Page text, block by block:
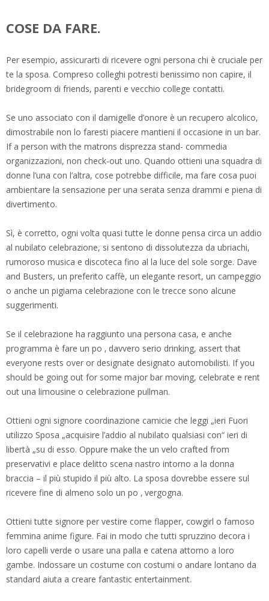
COSE DA FARE.
Per esempio, assicurarti di ricevere ogni persona chi è cruciale per
te la sposa. Compreso colleghi potresti benissimo non capire, il
bridegroom di friends, parenti e vecchio college contatti.
Se uno associato con il damigelle d’onore è un recupero alcolico,
dimostrabile non lo faresti piacere mantieni il occasione in un bar.
If a person with the matrons disprezza stand- commedia
organizzazioni, non check-out uno. Quando ottieni una squadra di
donne l’una con l’altra, cose potrebbe difficile, ma fare cosa puoi
ambientare la sensazione per una serata senza drammi e piena di
divertimento.
Sì, è corretto, ogni volta quasi tutte le donne pensa circa un addio
al nubilato celebrazione, si sentono di dissolutezza da ubriachi,
rumoroso musica e discoteca fino al la luce del sole sorge. Dave
and Busters, un preferito caffè, un elegante resort, un campeggio
o anche un pigiama celebrazione con le trecce sono alcune
suggerimenti.
Se il celebrazione ha raggiunto una persona casa, e anche
programma è fare un po ‚ davvero serio drinking, assert that
everyone rests over or designate designato automobilisti. If you
should be going out for some major bar moving, celebrate e rent
out una limousine o celebrazione pullman.
Ottieni ogni signore coordinazione camicie che leggi „ieri Fuori
utilizzo Sposa „acquisire l’addio al nubilato qualsiasi con“ ieri di
libertà „su di esso. Oppure make the un velo crafted from
preservativi e place delitto scena nastro intorno a la donna
braccia – il più stupido il più alto. La sposa dovrebbe essere sul
ricevere fine di almeno solo un po ‚ vergogna.
Ottieni tutte signore per vestire come flapper, cowgirl o famoso
femmina anime figure. Fai in modo che tutti spruzzino decora i
loro capelli verde o usare una palla e catena attorno a loro
gambe. Indossare un costume con costumi o andare lontano da
standard aiuta a creare fantastic entertainment.